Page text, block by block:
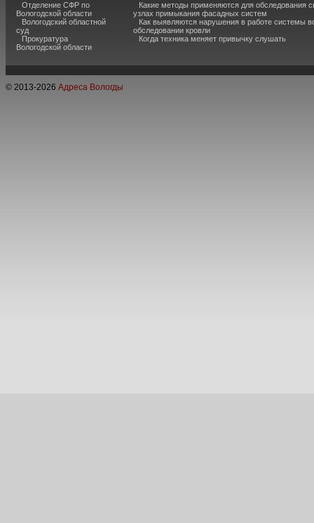
Отделение СФР по
Вологодской области
Вологодский областной
суд
Прокуратура
Вологодской области
Какие методы применяются для обследования
узлах примыкания фасадных систем
Как выявляются нарушения в работе системы
обследовании кровли
Когда техника меняет привычку слушать
© 2013-2026 Адреса Вологды